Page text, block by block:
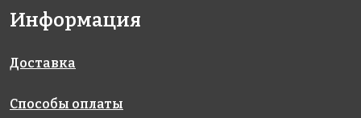
11865 руб./м²
Rose MJ 46(2)
Rose WMJ
Информация
Доставка
Способы оплаты